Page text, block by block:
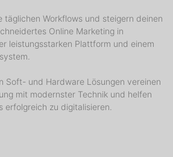
täglichen Workflows und steigern deinen
Online Marketing in
leistungsstarken Plattform und einem
Soft- und Hardware Lösungen vereinen
mit modernster Technik und helfen
erfolgreich zu digitalisieren.